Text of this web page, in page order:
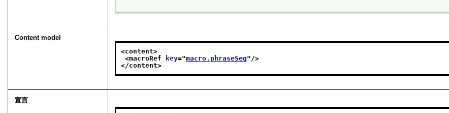
Content model
<content>
<macroRef
key="macro.phraseSeq"/>
</content>
宣言